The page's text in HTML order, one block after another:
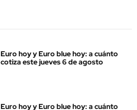
Euro hoy y Euro blue hoy: a cuánto
cotiza este jueves 6 de agosto
Euro hoy y Euro blue hoy: a cuánto